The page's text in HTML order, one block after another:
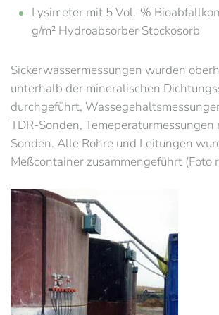
Lysimeter mit 5 Vol.-%
g/m² Hydroabsorber Stockosorb
Sickerwassermessungen wurden
unterhalb der mineralischen
durchgeführt,
TDR-Sonden,
Sonden. Alle Rohre und Leitungen
Meßcontainer zusammengeführt (Foto